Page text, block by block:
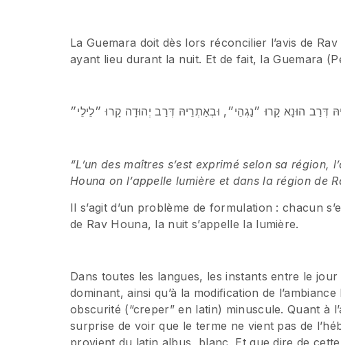
La Guemara doit dès lors réconcilier l’avis de
ayant lieu durant la nuit. Et de fait, la Guemara
“L’un des maîtres s’est exprimé selon sa
Houna on l’appelle lumière et dans la région de
Il s’agit d’un problème de formulation : chacun
de Rav Houna, la nuit s’appelle la lumière.
Dans toutes les langues, les instants entre le
dominant, ainsi qu’à la modification de
obscurité (“creper” en latin) minuscule. Quant à
surprise de voir que le terme ne vient pas de